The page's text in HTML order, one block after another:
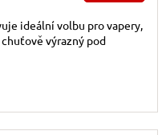
ideální volbu pro vapery,
výrazný pod